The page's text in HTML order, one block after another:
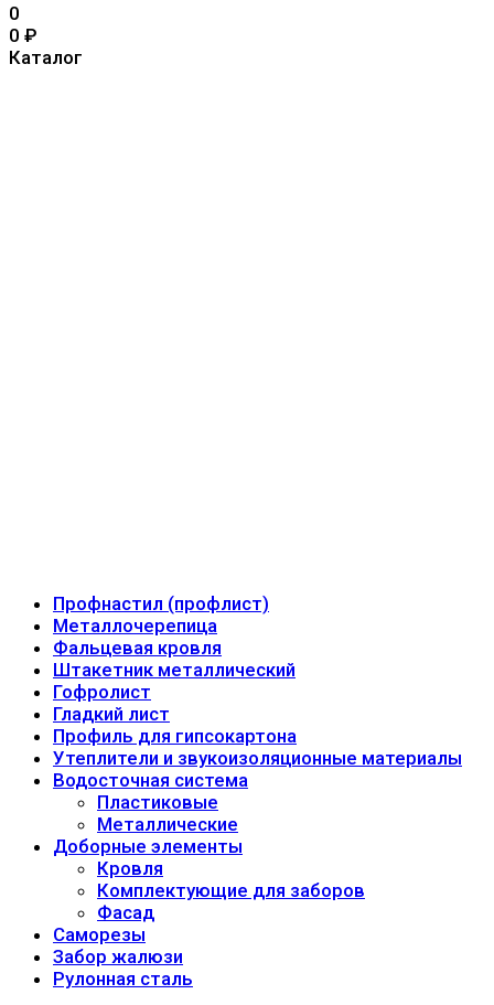
0
0 ₽
Каталог
Профнастил (профлист)
Металлочерепица
Фальцевая кровля
Штакетник металлический
Гофролист
Гладкий лист
Профиль для гипсокартона
Утеплители и звукоизоляционные материалы
Водосточная система
Пластиковые
Металлические
Доборные элементы
Кровля
Комплектующие для заборов
Фасад
Саморезы
Забор жалюзи
Рулонная сталь